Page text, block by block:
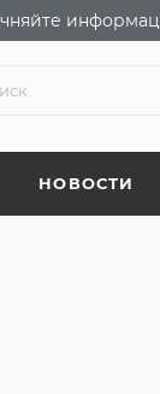
НОВОСТИ